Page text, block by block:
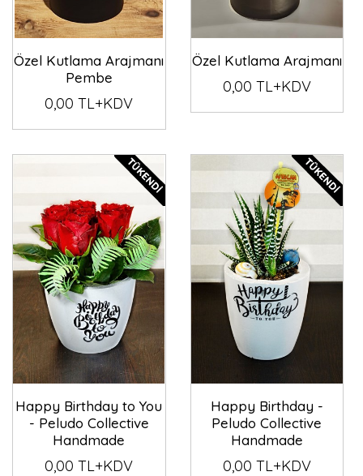
Özel Kutlama Arajmanı
Pembe
0,00 TL+KDV
Özel Kutlama Arajmanı
0,00 TL+KDV
Happy Birthday to You
- Peludo Collective
Handmade
0,00 TL+KDV
Happy Birthday -
Peludo Collective
Handmade
0,00 TL+KDV